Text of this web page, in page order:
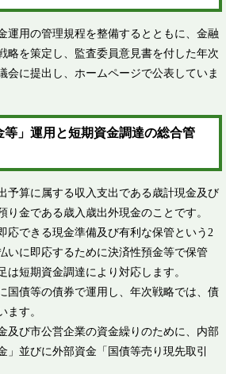
運用の管理規程を整備するとともに、金融
略を策定し、監査委員意見書を付した年次
会に提出し、ホームページで公表していま
等」運用と短期資金調達の総合管
予算に属する収入支出である歳計現金及び
り金である歳入歳出外現金のことです。
応できる現金準備及び有利な保管という2
いに即応するために決済性預金等で保管
は短期資金調達により対応します。
国債等の債券で運用し、年次戦略では、債
ます。
及び市公営企業の資金繰りのために、内部
」並びに外部資金「国債等売り現先取引